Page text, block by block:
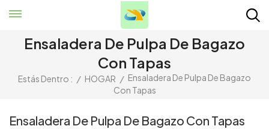
Ensaladera De Pulpa De Bagazo
Con Tapas
Estás Dentro : / HOGAR / Ensaladera De Pulpa De Bagazo
Con Tapas
Ensaladera De Pulpa De Bagazo Con Tapas